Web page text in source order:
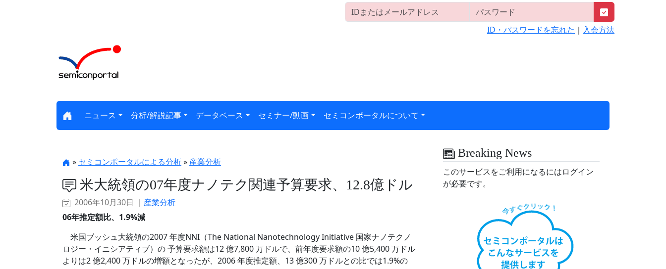
ID・パスワードを忘れた ｜ 入会方法
ニュース 分析/解説記事 データベース セミナー/動画 セミコンポータルについて
» セミコンポータルによる分析» 産業分析
米大統領の07年度ナノテク関連予算要求、12.8億ドル
2006年10月30日 ｜ 産業分析
06年推定額比、1.9%減
米国ブッシュ大統領の2007 年度NNI（The National Nanotechnology Initiative 国家ナノテクノ
ロジー・イニシアティブ）の 予算要求額は12 億7,800 万ドルで、前年度要求額の10 億5,400 万ドル
よりは2 億2,400 万ドルの増額となったが、2006 年度推定額、13 億300 万ドルとの比では1.9%の
Breaking News
このサービスをご利用になるにはログイン
が必要です。